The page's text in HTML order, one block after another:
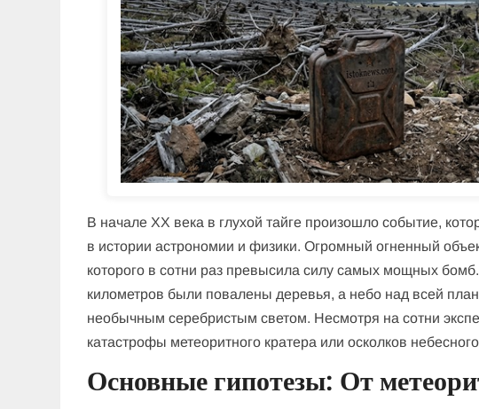
В начале XX века в глухой тайге произошло событие,
в истории астрономии и физики. Огромный огненный
которого в сотни раз превысила силу самых мощных
километров были повалены деревья, а небо над всей
необычным серебристым светом. Несмотря на сотни
катастрофы метеоритного кратера или осколков
Основные гипотезы: От